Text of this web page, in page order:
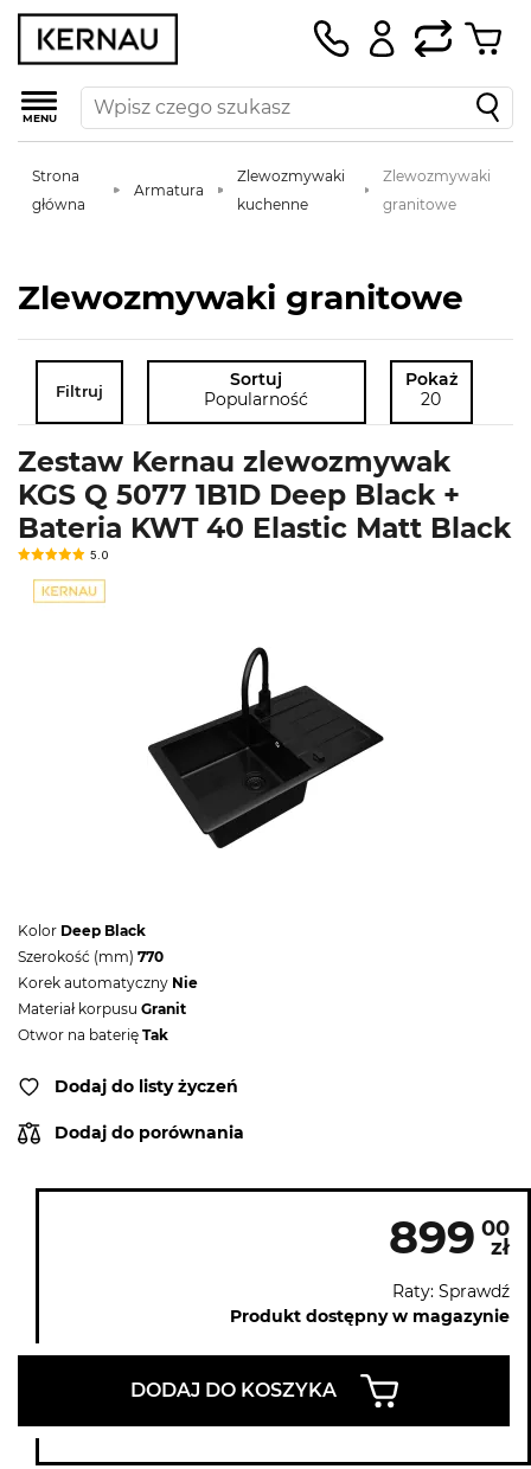
MENU
Strona
główna
Armatura
Zlewozmywaki
kuchenne
Zlewozmywaki
granitowe
Zlewozmywaki granitowe
Filtruj
Sortuj
Popularność
Pokaż
20
Zestaw Kernau zlewozmywak
KGS Q 5077 1B1D Deep Black +
Bateria KWT 40 Elastic Matt Black
5.0
Kolor Deep Black
Szerokość (mm) 770
Korek automatyczny Nie
Materiał korpusu Granit
Otwor na baterię Tak
Dodaj do listy życzeń
Dodaj do porównania
899 00
zł
Raty: Sprawdź
Produkt dostępny w magazynie
DODAJ DO KOSZYKA